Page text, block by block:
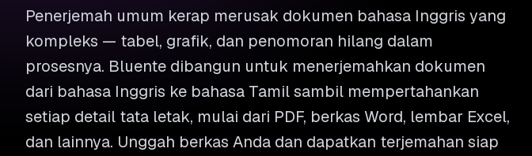
Penerjemah umum kerap merusak dokumen bahasa Inggris yang
kompleks — tabel, grafik, dan penomoran hilang dalam
prosesnya. Bluente dibangun untuk menerjemahkan dokumen
dari bahasa Inggris ke bahasa Tamil sambil mempertahankan
setiap detail tata letak, mulai dari PDF, berkas Word, lembar Excel,
dan lainnya. Unggah berkas Anda dan dapatkan terjemahan siap